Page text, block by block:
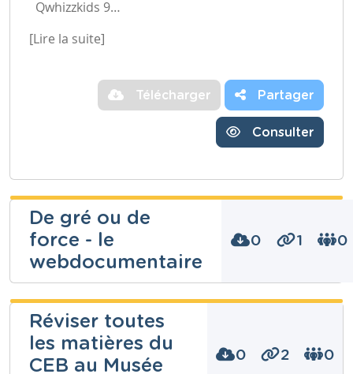
Qwhizzkids 9…
[Lire la suite]
Télécharger Partager
Consulter
De gré ou de
force - le
webdocumentaire
0 1 0
Moray
Niveau
Secondaire
Réviser toutes
les matières du
CEB au Musée
0 2 0